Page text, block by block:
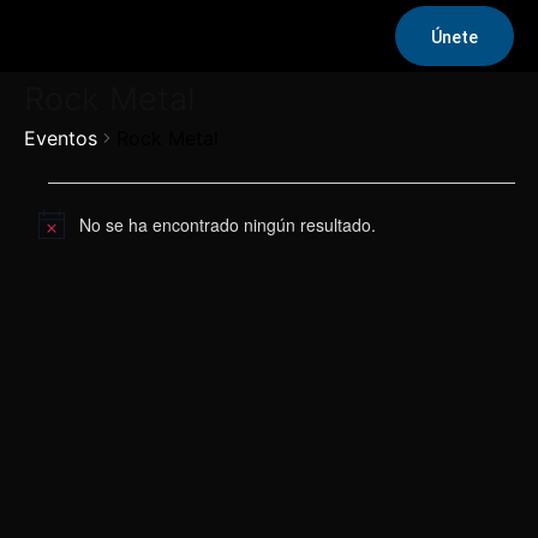
Únete
Eventos
Eventos
Aviso No se ha encontrado ningún resultado.